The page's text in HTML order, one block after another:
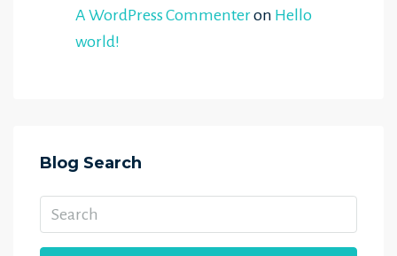
A WordPress Commenteron Hello
world!
Blog Search